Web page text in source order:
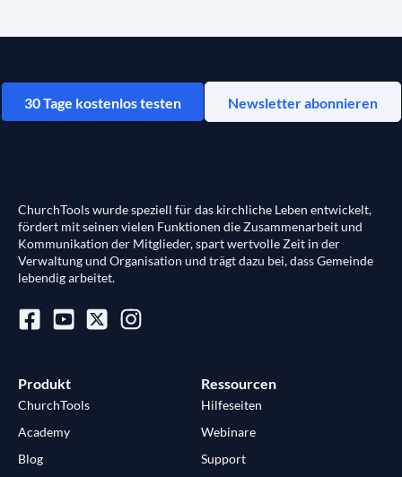
30 Tage kostenlos testen Newsletter abonnieren
ChurchTools wurde speziell für das kirchliche Leben entwickelt,
fördert mit seinen vielen Funktionen die Zusammenarbeit und
Kommunikation der Mitglieder, spart wertvolle Zeit in der
Verwaltung und Organisation und trägt dazu bei, dass Gemeinde
lebendig arbeitet.
Produkt
ChurchTools
Academy
Blog
Ressourcen
Hilfeseiten
Webinare
Support